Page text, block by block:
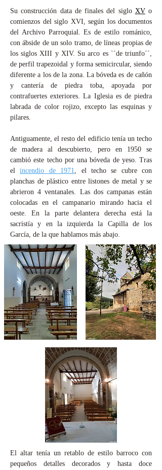
Su construcción data de finales del siglo XVo
comienzos del siglo XVI, según los documentos
del Archivo Parroquial. Es de estilo románico,
con ábside de un solo tramo, de líneas propias de
los siglos XIII y XIV. Su arco es ``de triunfo´´,
de perfil trapezoidal y forma semicircular, siendo
diferente a los de la zona. La bóveda es de cañón
y cantería de piedra toba, apoyada por
contrafuertes exteriores. La Iglesia es de piedra
labrada de color rojizo, excepto las esquinas y
pilares.
Antiguamente, el resto del edificio tenía un techo
de madera al descubierto, pero en 1950 se
cambió este techo por una bóveda de yeso. Tras
elincendio de 1971, el techo se cubre con
planchas de plástico entre listones de metal y se
abrieron 4 ventanales. Las dos campanas están
colocadas en el campanario mirando hacia el
oeste. En la parte delantera derecha está la
sacristía y en la izquierda la Capilla de los
García, de la que hablamos más abajo.
El altar tenía un retablo de estilo barroco con
pequeños detalles decorados y hasta doce